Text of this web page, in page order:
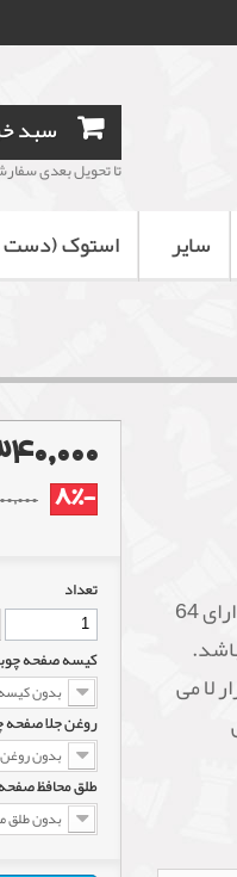
سبد
تا تحویل بعدی سفارشات به
سایر استوک
صفحه چوبی چوبین با ظرافت و کیفیت بالا که دارای 64
به ابعاد 6*6 می باشد.
لا می
-8%
تعداد
کیسه صفحه
بدون کیسه
روغن جلا صفحه
بدون روغن
طلق محافظ
بدون طلق